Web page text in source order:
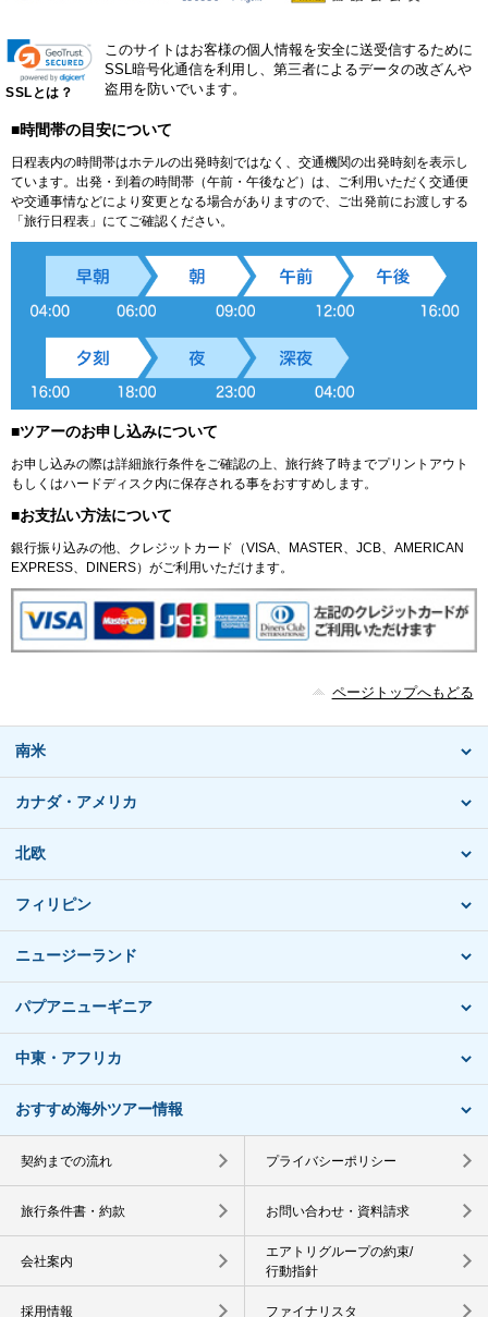
SSLとは？
このサイトはお客様の個人情報を安全に送受信するために
SSL暗号化通信を利用し、第三者によるデータの改ざんや
盗用を防いでいます。
■時間帯の目安について
日程表内の時間帯はホテルの出発時刻ではなく、交通機関の出発時刻を表示し
ています。出発・到着の時間帯（午前・午後など）は、ご利用いただく交通便
や交通事情などにより変更となる場合がありますので、ご出発前にお渡しする
「旅行日程表」にてご確認ください。
■ツアーのお申し込みについて
お申し込みの際は詳細旅行条件をご確認の上、旅行終了時までプリントアウト
もしくはハードディスク内に保存される事をおすすめします。
■お支払い方法について
銀行振り込みの他、クレジットカード（VISA、MASTER、JCB、AMERICAN
EXPRESS、DINERS）がご利用いただけます。
ページトップへもどる
南米
カナダ・アメリカ
北欧
フィリピン
ニュージーランド
パプアニューギニア
中東・アフリカ
おすすめ海外ツアー情報
契約までの流れ プライバシーポリシー
旅行条件書・約款 お問い合わせ・資料請求
会社案内
エアトリグループの約束/
行動指針
採用情報 ファイナリスタ